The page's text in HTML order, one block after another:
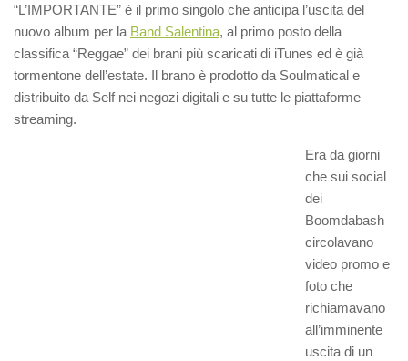
“L’IMPORTANTE” è il primo singolo che anticipa l’uscita del
nuovo album per la Band Salentina, al primo posto della
classifica “Reggae” dei brani più scaricati di iTunes ed è già
tormentone dell’estate. Il brano è prodotto da Soulmatical e
distribuito da Self nei negozi digitali e su tutte le piattaforme
streaming.
Era da giorni
che sui social
dei
Boomdabash
circolavano
video promo e
foto che
richiamavano
all’imminente
uscita di un